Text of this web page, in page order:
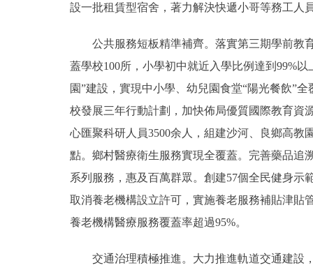
設一批租賃型宿舍，著力解決快遞小哥等務工人
公共服務短板精準補齊。落實第三期學前教育
蓋學校100所，小學初中就近入學比例達到99%
園”建設，實現中小學、幼兒園食堂“陽光餐飲”
校發展三年行動計劃，加快佈局優質國際教育資
心匯聚科研人員3500余人，組建沙河、良鄉高教
點。鄉村醫療衛生服務實現全覆蓋。完善藥品追
系列服務，惠及百萬群眾。創建57個全民健身示
取消養老機構設立許可，實施養老服務補貼津貼
養老機構醫療服務覆蓋率超過95%。
交通治理積極推進。大力推進軌道交通建設，